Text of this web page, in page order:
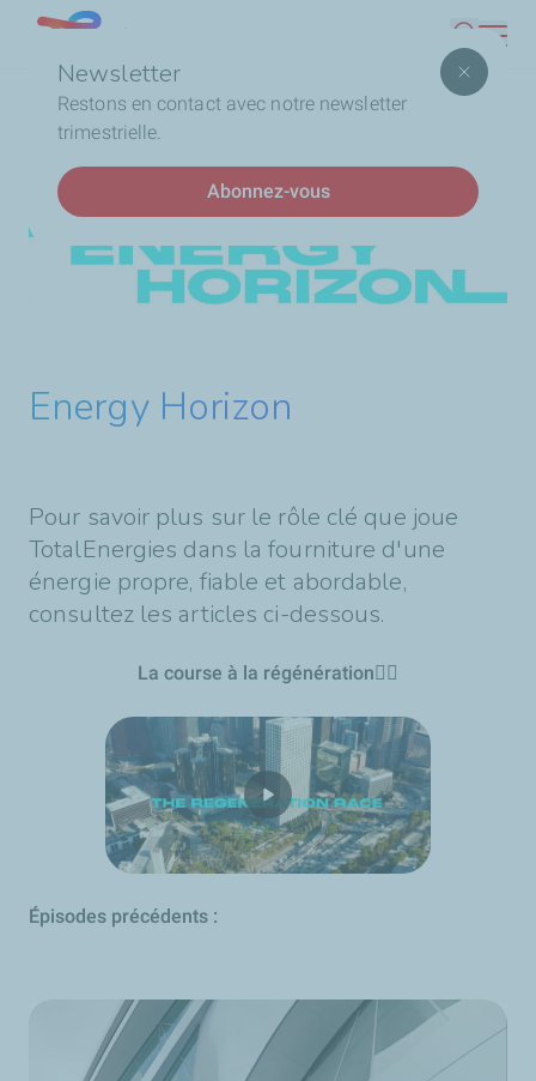
contenu
Newsletter
Restons en contact avec notre newsletter
trimestrielle.
Abonnez-vous
Lebanon
d'Ariane
Accueil Les routes vers la neutralité carbone
Energy Horizon
Pour savoir plus sur le rôle clé que joue
TotalEnergies dans la fourniture d'une
énergie propre, fiable et abordable,
consultez les articles ci-dessous.
La course à la régénération👇🏽
Épisodes précédents :